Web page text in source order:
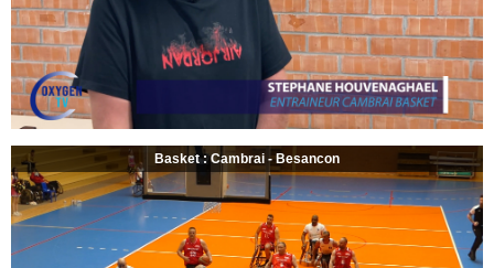
Basket : Cambrai - Besancon